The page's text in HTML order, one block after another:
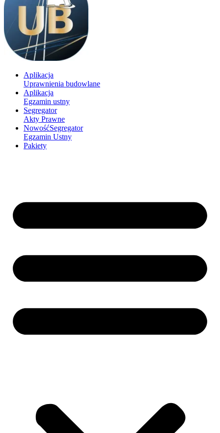
Aplikacja
Uprawnienia budowlane
Aplikacja
Egzamin ustny
Segregator
Akty Prawne
NowośćSegregator
Egzamin Ustny
Pakiety